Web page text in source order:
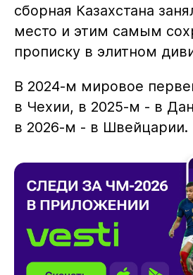
сборная Казахстана
место и этим самым
прописку в элитном
В 2024-м мировое
в Чехии, в 2025‑м - в
в 2026‑м - в Швейцарии.